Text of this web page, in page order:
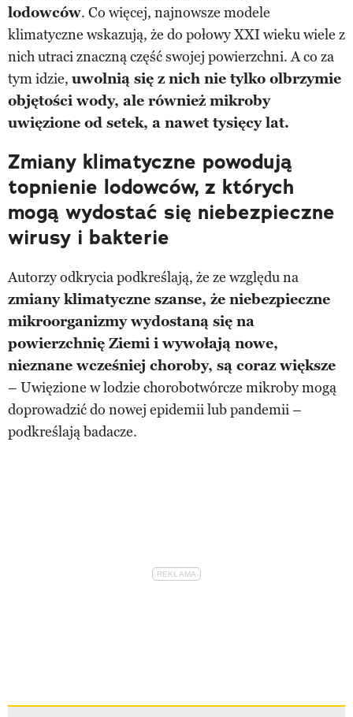
lodowców. Co więcej, najnowsze modele
klimatyczne wskazują, że do połowy XXI wieku wiele z
nich utraci znaczną część swojej powierzchni. A co za
tym idzie, uwolnią się z nich nie tylko olbrzymie
objętości wody, ale również mikroby
uwięzione od setek, a nawet tysięcy lat.
Zmiany klimatyczne powodują
topnienie lodowców, z których
mogą wydostać się niebezpieczne
wirusy i bakterie
Autorzy odkrycia podkreślają, że ze względu na
zmiany klimatyczne szanse, że niebezpieczne
mikroorganizmy wydostaną się na
powierzchnię Ziemi i wywołają nowe,
nieznane wcześniej choroby, są coraz większe
– Uwięzione w lodzie chorobotwórcze mikroby mogą
doprowadzić do nowej epidemii lub pandemii –
podkreślają badacze.